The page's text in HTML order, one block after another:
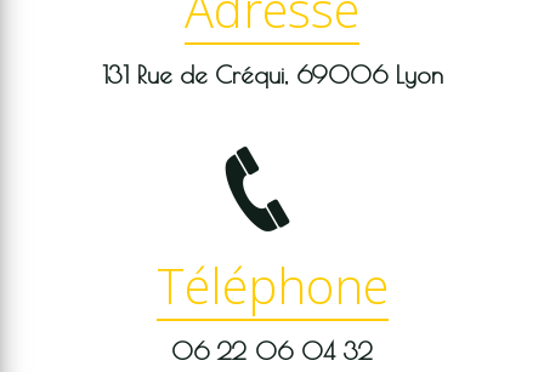
131 Rue de Créqui, 69006 Lyon
Téléphone
06 22 06 04 32